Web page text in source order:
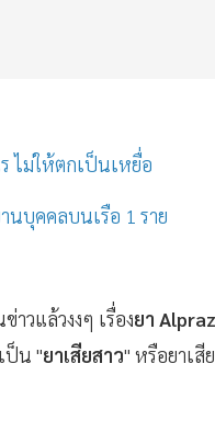
ไม่ให้ตกเป็นเหยื่อ
นบุคคลบนเรือ 1 ราย
วแล้วงงๆ เรื่องยา
ป็น "ยาเสียสาว" หรือยาเสี